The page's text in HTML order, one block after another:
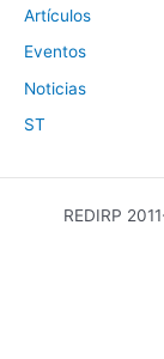
Artículos
Eventos
Noticias
ST
REDIRP